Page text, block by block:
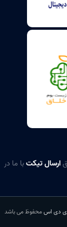
ارسال تیکتبا ما در
دی اسمحفوظ می باشد